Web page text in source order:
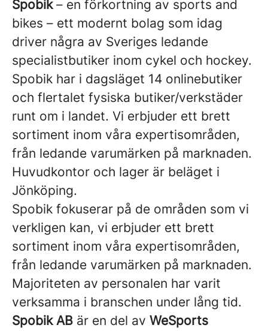
Spobik– en förkortning av sports and
bikes – ett modernt bolag som idag
driver några av Sveriges ledande
specialistbutiker inom cykel och hockey.
Spobik har i dagsläget 14 onlinebutiker
och flertalet fysiska butiker/verkstäder
runt om i landet. Vi erbjuder ett brett
sortiment inom våra expertisområden,
från ledande varumärken på marknaden.
Huvudkontor och lager är beläget i
Jönköping.
Spobik fokuserar på de områden som vi
verkligen kan, vi erbjuder ett brett
sortiment inom våra expertisområden,
från ledande varumärken på marknaden.
Majoriteten av personalen har varit
verksamma i branschen under lång tid.
Spobik AB är en del av WeSports